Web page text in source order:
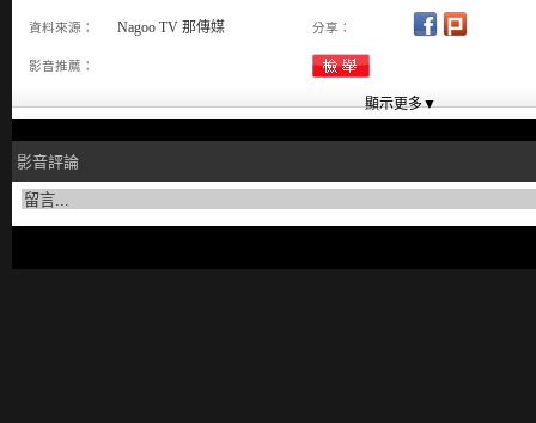
資料來源： Nagoo TV 那傳媒 分享：
影音推薦：
影音評論